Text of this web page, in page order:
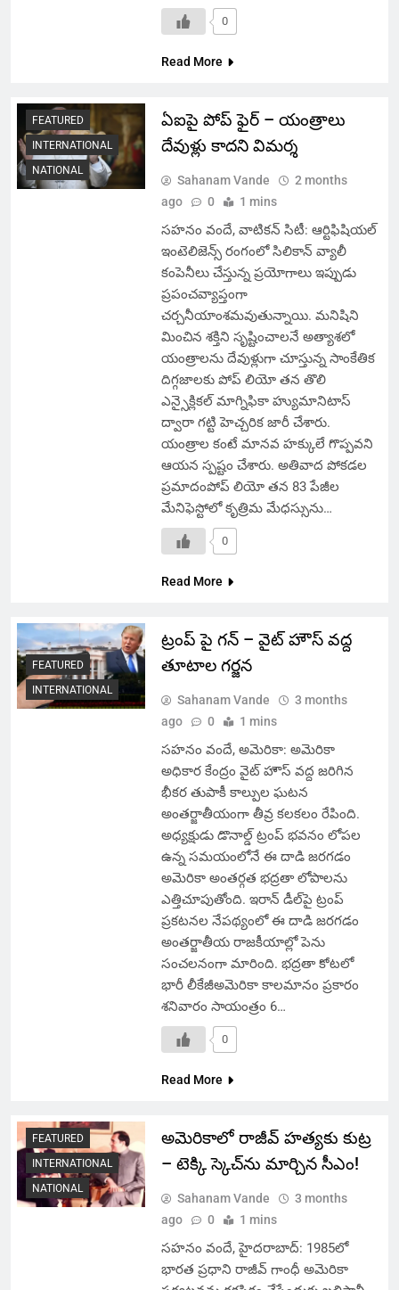
0
Read More
FEATURED
INTERNATIONAL
NATIONAL
ఏఐపై పోప్ ఫైర్ – యంత్రాలు
దేవుళ్లు కాదని విమర్శ
Sahanam Vande
2 months
ago
0 1 mins
సహనం వందే, వాటికన్ సిటీ: ఆర్టిఫిషియల్
ఇంటెలిజెన్స్ రంగంలో సిలికాన్ వ్యాలీ
కంపెనీలు చేస్తున్న ప్రయోగాలు ఇప్పుడు
ప్రపంచవ్యాప్తంగా
చర్చనీయాంశమవుతున్నాయి. మనిషిని
మించిన శక్తిని సృష్టించాలనే అత్యాశలో
యంత్రాలను దేవుళ్లుగా చూస్తున్న సాంకేతిక
దిగ్గజాలకు పోప్ లియో తన తొలి
ఎన్సైక్లికల్ మాగ్నిఫికా హ్యుమానిటాస్
ద్వారా గట్టి హెచ్చరిక జారీ చేశారు.
యంత్రాల కంటే మానవ హక్కులే గొప్పవని
ఆయన స్పష్టం చేశారు. అతివాద పోకడల
ప్రమాదంపోప్ లియో తన 83 పేజీల
మేనిఫెస్టోలో కృత్రిమ మేధస్సును…
0
Read More
FEATURED
INTERNATIONAL
ట్రంప్ పై గన్ – వైట్ హౌస్ వద్ద
తూటాల గర్జన
Sahanam Vande
3 months
ago
0 1 mins
సహనం వందే, అమెరికా: అమెరికా
అధికార కేంద్రం వైట్ హౌస్ వద్ద జరిగిన
భీకర తుపాకీ కాల్పుల ఘటన
అంతర్జాతీయంగా తీవ్ర కలకలం రేపింది.
అధ్యక్షుడు డొనాల్డ్ ట్రంప్ భవనం లోపల
ఉన్న సమయంలోనే ఈ దాడి జరగడం
అమెరికా అంతర్గత భద్రతా లోపాలను
ఎత్తిచూపుతోంది. ఇరాన్ డీల్‌పై ట్రంప్
ప్రకటనల నేపథ్యంలో ఈ దాడి జరగడం
అంతర్జాతీయ రాజకీయాల్లో పెను
సంచలనంగా మారింది. భద్రతా కోటలో
భారీ లీకేజీఅమెరికా కాలమానం ప్రకారం
శనివారం సాయంత్రం 6…
0
Read More
FEATURED
INTERNATIONAL
NATIONAL
అమెరికాలో రాజీవ్ హత్యకు కుట్ర
– టెక్కి స్కెచ్‌ను మార్చిన సీఎం!
Sahanam Vande
3 months
ago
0 1 mins
సహనం వందే, హైదరాబాద్: 1985లో
భారత ప్రధాని రాజీవ్ గాంధీ అమెరికా